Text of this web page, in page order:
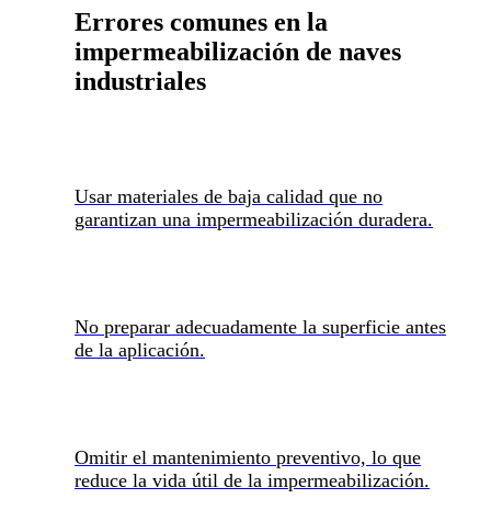
Errores comunes en la
impermeabilización de naves
industriales
Usar materiales de baja calidad que no
garantizan una impermeabilización duradera.
No preparar adecuadamente la superficie antes
de la aplicación.
Omitir el mantenimiento preventivo, lo que
reduce la vida útil de la impermeabilización.